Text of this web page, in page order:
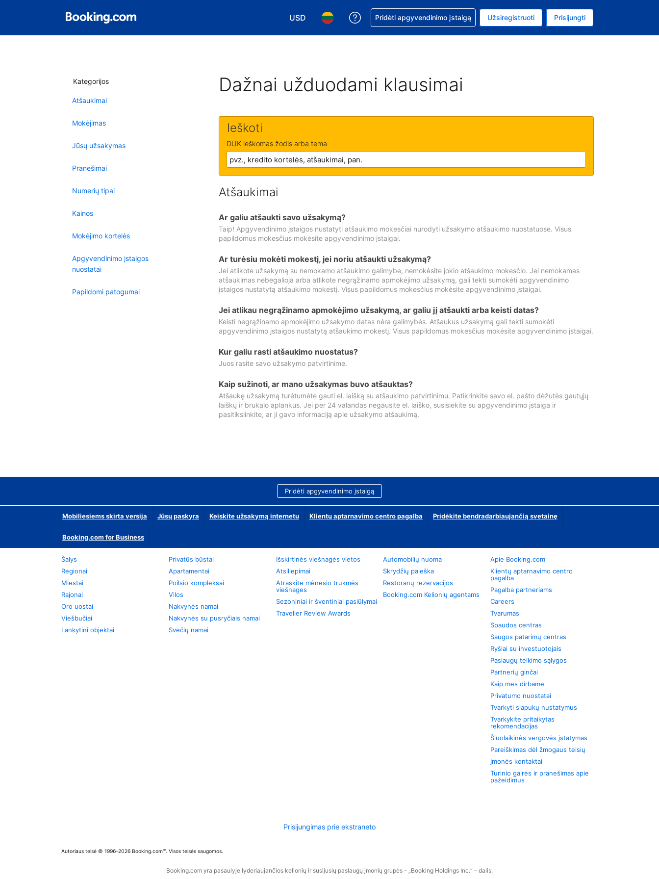
USD
Pasirinkite valiutą. Jūsų pasirinkta valiuta: Jungtinių Valstijų doleris
Pasirinkite kalbą. Jūsų pasirinkta kalba: Lietuvių
Pagalba dėl užsakymo
Pridėti apgyvendinimo įstaigą Užsiregistruoti Prisijungti
Kategorijos
Atšaukimai
Mokėjimas
Jūsų užsakymas
Pranešimai
Numerių tipai
Kainos
Mokėjimo kortelės
Apgyvendinimo įstaigos
nuostatai
Papildomi patogumai
Dažnai užduodami klausimai
Ieškoti
DUK ieškomas žodis arba tema
Atšaukimai
Ar galiu atšaukti savo užsakymą?
Taip! Apgyvendinimo įstaigos nustatyti atšaukimo mokesčiai nurodyti užsakymo atšaukimo nuostatuose. Visus
papildomus mokesčius mokėsite apgyvendinimo įstaigai.
Ar turėsiu mokėti mokestį, jei noriu atšaukti užsakymą?
Jei atlikote užsakymą su nemokamo atšaukimo galimybe, nemokėsite jokio atšaukimo mokesčio. Jei nemokamas
atšaukimas nebegalioja arba atlikote negrąžinamo apmokėjimo užsakymą, gali tekti sumokėti apgyvendinimo
įstaigos nustatytą atšaukimo mokestį. Visus papildomus mokesčius mokėsite apgyvendinimo įstaigai.
Jei atlikau negrąžinamo apmokėjimo užsakymą, ar galiu jį atšaukti arba keisti datas?
Keisti negrąžinamo apmokėjimo užsakymo datas nėra galimybės. Atšaukus užsakymą gali tekti sumokėti
apgyvendinimo įstaigos nustatytą atšaukimo mokestį. Visus papildomus mokesčius mokėsite apgyvendinimo įstaigai.
Kur galiu rasti atšaukimo nuostatus?
Juos rasite savo užsakymo patvirtinime.
Kaip sužinoti, ar mano užsakymas buvo atšauktas?
Atšaukę užsakymą turėtumėte gauti el. laišką su atšaukimo patvirtinimu. Patikrinkite savo el. pašto dėžutės gautųjų
laiškų ir brukalo aplankus. Jei per 24 valandas negausite el. laiško, susisiekite su apgyvendinimo įstaiga ir
pasitikslinkite, ar ji gavo informaciją apie užsakymo atšaukimą.
Pridėti apgyvendinimo įstaigą
Mobiliesiems skirta versija Jūsų paskyra Keiskite užsakymą internetu Klientų aptarnavimo centro pagalba Pridėkite bendradarbiaujančią svetainę
Booking.com for Business
Šalys
Regionai
Miestai
Rajonai
Oro uostai
Viešbučiai
Lankytini objektai
Privatūs būstai
Apartamentai
Poilsio kompleksai
Vilos
Nakvynės namai
Nakvynės su pusryčiais namai
Svečių namai
Išskirtinės viešnagės vietos
Atsiliepimai
Atraskite mėnesio trukmės
viešnages
Sezoniniai ir šventiniai pasiūlymai
Traveller Review Awards
Automobilių nuoma
Skrydžių paieška
Restoranų rezervacijos
Booking.com Kelionių agentams
Apie Booking.com
Klientų aptarnavimo centro
pagalba
Pagalba partneriams
Careers
Tvarumas
Spaudos centras
Saugos patarimų centras
Ryšiai su investuotojais
Paslaugų teikimo sąlygos
Partnerių ginčai
Kaip mes dirbame
Privatumo nuostatai
Tvarkyti slapukų nustatymus
Tvarkykite pritaikytas
rekomendacijas
Šiuolaikinės vergovės įstatymas
Pareiškimas dėl žmogaus teisių
Įmonės kontaktai
Turinio gairės ir pranešimas apie
pažeidimus
Prisijungimas prie ekstraneto
Autoriaus teisė © 1996–2026 Booking.com™. Visos teisės saugomos.
Booking.com yra pasaulyje lyderiaujančios kelionių ir susijusių paslaugų įmonių grupės – „Booking Holdings Inc.“ – dalis.